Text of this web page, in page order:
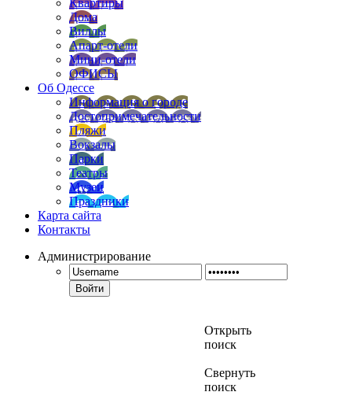
Квартиры
Дома
Виллы
Апарт-отели
Мини-отели
ОФИСЫ
Об Одессе
Информация о городе
Достопримечательности
Пляжи
Вокзалы
Парки
Театры
Музеи
Праздники
Карта сайта
Контакты
Администрирование
Войти
Открыть
поиск
Свернуть
поиск